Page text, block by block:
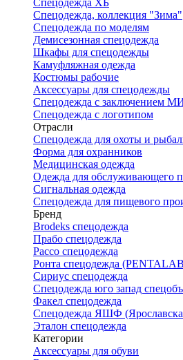
Спецодежда ХБ
Спецодежда, коллекция "Зима"
Спецодежда по моделям
Демисезонная спецодежда
Шкафы для спецодежды
Камуфляжная одежда
Костюмы рабочие
Аксессуары для спецодежды
Спецодежда с
Спецодежда с логотипом
Отрасли
Спецодежда для охоты и
Форма для охранников
Медицинская одежда
Одежда для обслуживающего
Сигнальная одежда
Спецодежда для пищевого
Бренд
Brodeks спецодежда
Прабо спецодежда
Рассо спецодежда
Ронта спецодежда
Сириус спецодежда
Спецодежда юго запад
Факел спецодежда
Спецодежда ЯШФ
Эталон спецодежда
Категории
Аксессуары для обуви